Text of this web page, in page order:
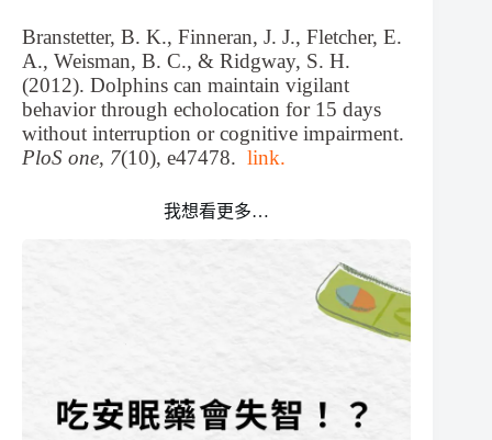
Branstetter, B. K., Finneran, J. J., Fletcher, E.
A., Weisman, B. C., & Ridgway, S. H.
(2012). Dolphins can maintain vigilant
behavior through echolocation for 15 days
without interruption or cognitive impairment.
PloS one, 7(10), e47478. link.
我想看更多…